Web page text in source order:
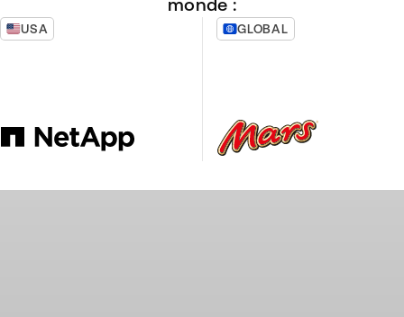
monde :
USA GLOBAL